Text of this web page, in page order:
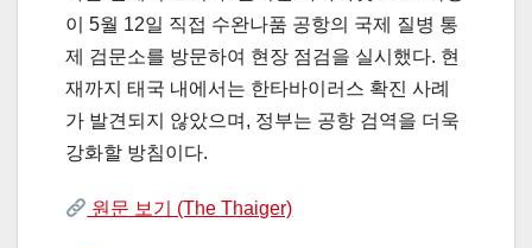
이 5월 12일 직접 수완나품 공항의 국제 질병 통
제 검문소를 방문하여 현장 점검을 실시했다. 현
재까지 태국 내에서는 한타바이러스 확진 사례
가 발견되지 않았으며, 정부는 공항 검역을 더욱
강화할 방침이다.
원문 보기 (The Thaiger)